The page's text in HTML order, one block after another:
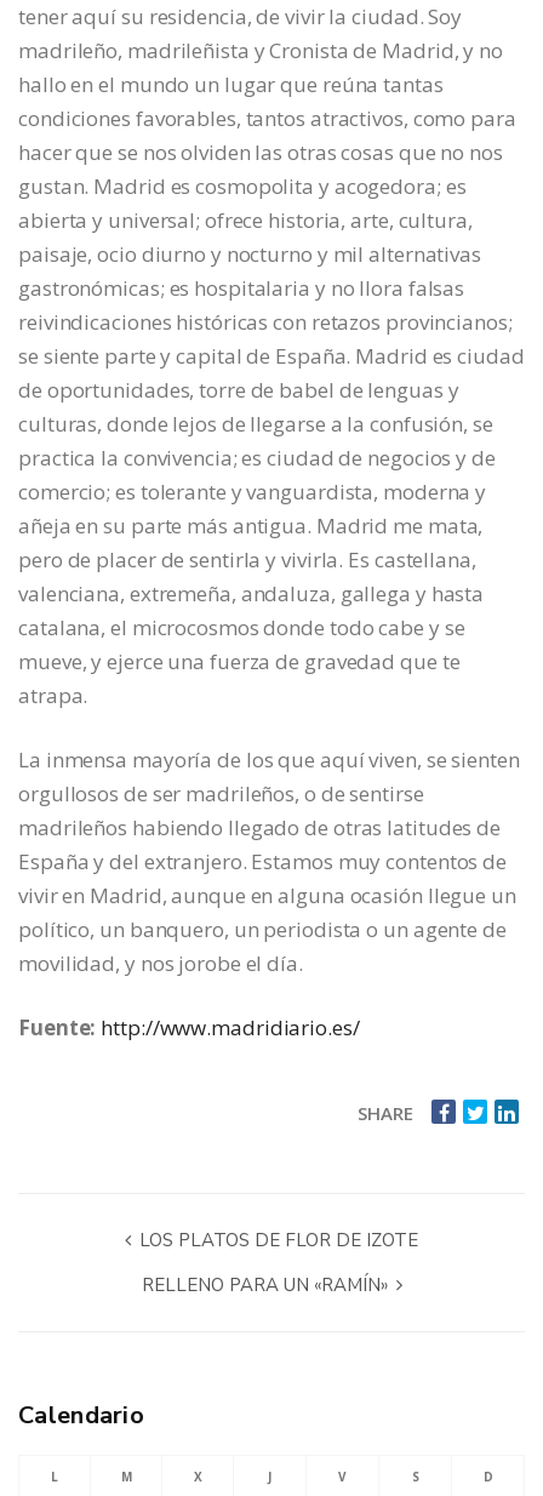
tener aquí su residencia, de vivir la ciudad. Soy
madrileño, madrileñista y Cronista de Madrid, y no
hallo en el mundo un lugar que reúna tantas
condiciones favorables, tantos atractivos, como para
hacer que se nos olviden las otras cosas que no nos
gustan. Madrid es cosmopolita y acogedora; es
abierta y universal; ofrece historia, arte, cultura,
paisaje, ocio diurno y nocturno y mil alternativas
gastronómicas; es hospitalaria y no llora falsas
reivindicaciones históricas con retazos provincianos;
se siente parte y capital de España. Madrid es ciudad
de oportunidades, torre de babel de lenguas y
culturas, donde lejos de llegarse a la confusión, se
practica la convivencia; es ciudad de negocios y de
comercio; es tolerante y vanguardista, moderna y
añeja en su parte más antigua. Madrid me mata,
pero de placer de sentirla y vivirla. Es castellana,
valenciana, extremeña, andaluza, gallega y hasta
catalana, el microcosmos donde todo cabe y se
mueve, y ejerce una fuerza de gravedad que te
atrapa.
La inmensa mayoría de los que aquí viven, se sienten
orgullosos de ser madrileños, o de sentirse
madrileños habiendo llegado de otras latitudes de
España y del extranjero. Estamos muy contentos de
vivir en Madrid, aunque en alguna ocasión llegue un
político, un banquero, un periodista o un agente de
movilidad, y nos jorobe el día.
Fuente: http://www.madridiario.es/
SHARE
LOS PLATOS DE FLOR DE IZOTE
RELLENO PARA UN «RAMÍN»
Calendario
L M X J V S D